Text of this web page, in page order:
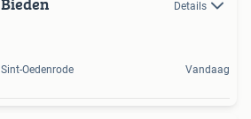
Details
Sint-Oedenrode Vandaag